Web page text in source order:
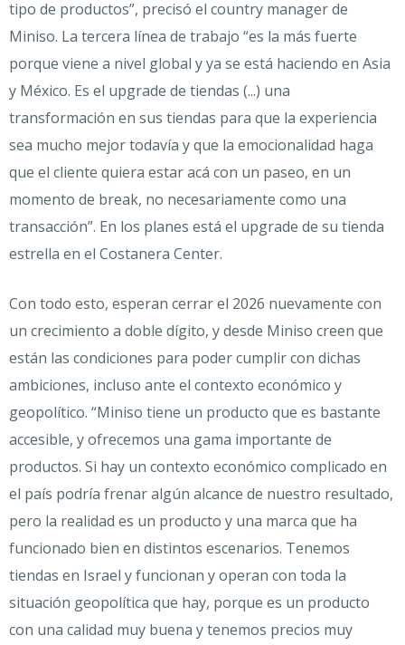
tipo de productos”, precisó el country manager de
Miniso. La tercera línea de trabajo “es la más fuerte
porque viene a nivel global y ya se está haciendo en Asia
y México. Es el upgrade de tiendas (...) una
transformación en sus tiendas para que la experiencia
sea mucho mejor todavía y que la emocionalidad haga
que el cliente quiera estar acá con un paseo, en un
momento de break, no necesariamente como una
transacción”. En los planes está el upgrade de su tienda
estrella en el Costanera Center.
Con todo esto, esperan cerrar el 2026 nuevamente con
un crecimiento a doble dígito, y desde Miniso creen que
están las condiciones para poder cumplir con dichas
ambiciones, incluso ante el contexto económico y
geopolítico. “Miniso tiene un producto que es bastante
accesible, y ofrecemos una gama importante de
productos. Si hay un contexto económico complicado en
el país podría frenar algún alcance de nuestro resultado,
pero la realidad es un producto y una marca que ha
funcionado bien en distintos escenarios. Tenemos
tiendas en Israel y funcionan y operan con toda la
situación geopolítica que hay, porque es un producto
con una calidad muy buena y tenemos precios muy